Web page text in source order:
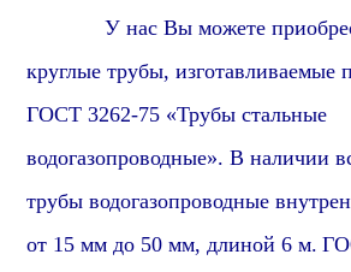
У нас Вы можете
круглые трубы,
ГОСТ3262-75 «Трубы стальные
водогазопроводные». В наличии
трубыводогазопроводные
от 15 мм до 50 мм, длиной 6 м.